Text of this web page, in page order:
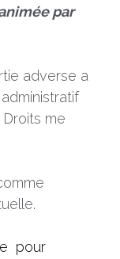
par
adverse a
me
pour